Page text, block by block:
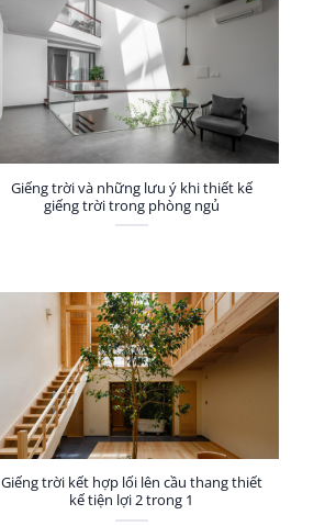
Giếng trời và những lưu ý khi thiết kế
giếng trời trong phòng ngủ
Giếng trời kết hợp lối lên cầu thang thiết
kế tiện lợi 2 trong 1